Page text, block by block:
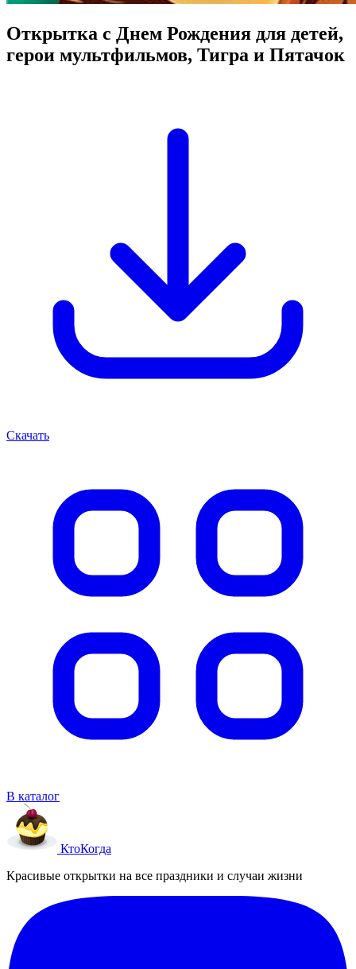
Открытка с Днем Рождения для детей,
герои мультфильмов, Тигра и Пятачок
Скачать
В каталог
КтоКогда
Красивые открытки на все праздники и случаи жизни